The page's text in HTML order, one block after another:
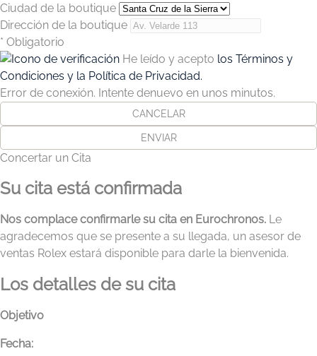
Ciudad de la boutique
Dirección de la boutique
* Obligatorio
He leído y acepto los Términos y
Condiciones y la Política de Privacidad.
Error de conexión. Intente denuevo en unos minutos.
CANCELAR
ENVIAR
Concertar un Cita
Su cita está confirmada
Nos complace confirmarle su cita en Eurochronos. Le
agradecemos que se presente a su llegada, un asesor de
ventas Rolex estará disponible para darle la bienvenida.
Los detalles de su cita
Objetivo
Fecha: